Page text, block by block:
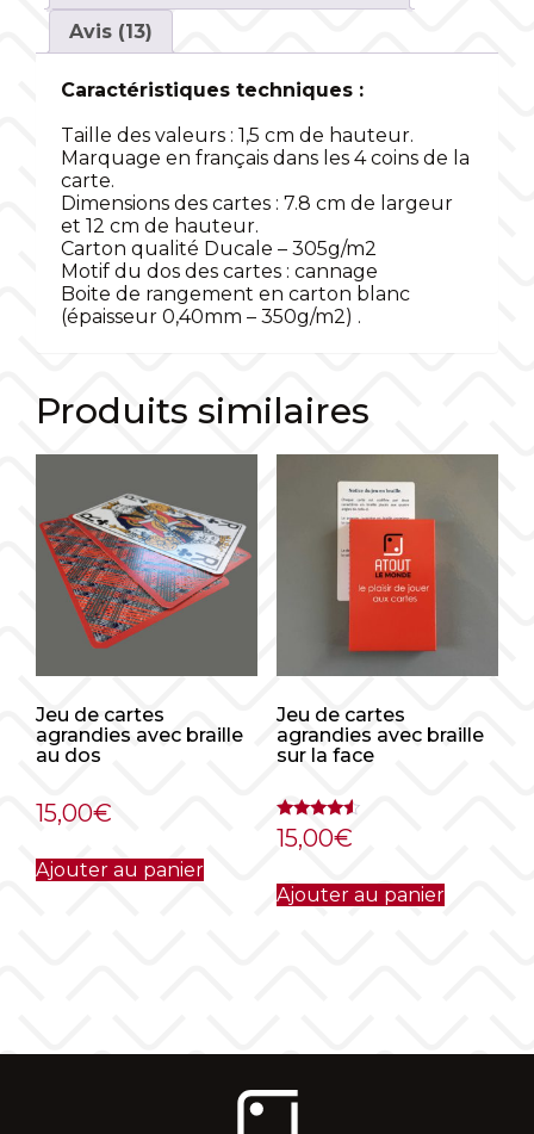
SANSAvis (13)
Caractéristiques techniques :
Taille des valeurs : 1,5 cm de hauteur.
Marquage en français dans les 4 coins de la
carte.
Dimensions des cartes : 7.8 cm de largeur
et 12 cm de hauteur.
Carton qualité Ducale – 305g/m2
Motif du dos des cartes : cannage
Boite de rangement en carton blanc
(épaisseur 0,40mm – 350g/m2) .
Produits similaires
Jeu de cartes
agrandies avec braille
au dos
15,00€
Ajouter au panier
Jeu de cartes
agrandies avec braille
sur la face
Note
4.33
15,00€
Ajouter au panier